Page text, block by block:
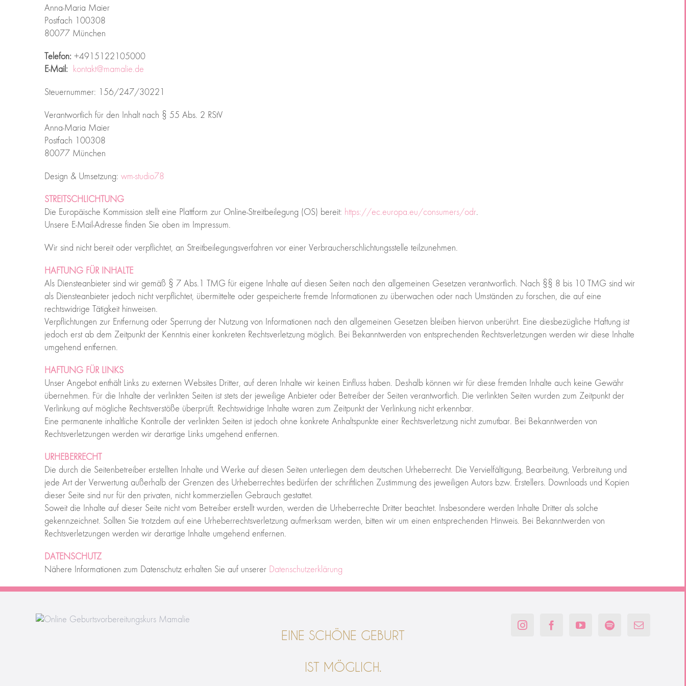
Anna-Maria Maier
Postfach 100308
80077 München
Telefon: +4915122105000
E-Mail:
kontakt@mamalie.de
Steuernummer: 156/247/30221
Verantwortlich für den Inhalt nach § 55 Abs. 2 RStV
Anna-Maria Maier
Postfach 100308
80077 München
Design & Umsetzung: wm-studio78
STREITSCHLICHTUNG
Die Europäische Kommission stellt eine Plattform zur Online-Streitbeilegung (OS) bereit: https://ec.europa.eu/consumers/odr
Unsere E-Mail-Adresse finden Sie oben im Impressum.
Wir sind nicht bereit oder verpflichtet, an Streitbeilegungsverfahren vor einer Verbraucherschlichtungsstelle teilzunehmen.
HAFTUNG FÜR INHALTE
Als Diensteanbieter sind wir gemäß § 7 Abs.1 TMG für eigene Inhalte auf diesen Seiten nach den allgemeinen Gesetzen verantwortlich. Nach §§ 8 bis 10 TMG sind wir
als Diensteanbieter jedoch nicht verpflichtet, übermittelte oder gespeicherte fremde Informationen zu überwachen oder nach Umständen zu forschen, die auf eine
rechtswidrige Tätigkeit hinweisen.
Verpflichtungen zur Entfernung oder Sperrung der Nutzung von Informationen nach den allgemeinen Gesetzen bleiben hiervon unberührt. Eine diesbezügliche Haftung ist
jedoch erst ab dem Zeitpunkt der Kenntnis einer konkreten Rechtsverletzung möglich. Bei Bekanntwerden von entsprechenden Rechtsverletzungen werden wir diese Inhalte
umgehend entfernen.
HAFTUNG FÜR LINKS
Unser Angebot enthält Links zu externen Websites Dritter, auf deren Inhalte wir keinen Einfluss haben. Deshalb können wir für diese fremden Inhalte auch keine Gewähr
übernehmen. Für die Inhalte der verlinkten Seiten ist stets der jeweilige Anbieter oder Betreiber der Seiten verantwortlich. Die verlinkten Seiten wurden zum Zeitpunkt der
Verlinkung auf mögliche Rechtsverstöße überprüft. Rechtswidrige Inhalte waren zum Zeitpunkt der Verlinkung nicht erkennbar.
Eine permanente inhaltliche Kontrolle der verlinkten Seiten ist jedoch ohne konkrete Anhaltspunkte einer Rechtsverletzung nicht zumutbar. Bei Bekanntwerden von
Rechtsverletzungen werden wir derartige Links umgehend entfernen.
URHEBERRECHT
Die durch die Seitenbetreiber erstellten Inhalte und Werke auf diesen Seiten unterliegen dem deutschen Urheberrecht. Die Vervielfältigung, Bearbeitung, Verbreitung und
jede Art der Verwertung außerhalb der Grenzen des Urheberrechtes bedürfen der schriftlichen Zustimmung des jeweiligen Autors bzw. Erstellers. Downloads und Kopien
dieser Seite sind nur für den privaten, nicht kommerziellen Gebrauch gestattet.
Soweit die Inhalte auf dieser Seite nicht vom Betreiber erstellt wurden, werden die Urheberrechte Dritter beachtet. Insbesondere werden Inhalte Dritter als solche
gekennzeichnet. Sollten Sie trotzdem auf eine Urheberrechtsverletzung aufmerksam werden, bitten wir um einen entsprechenden Hinweis. Bei Bekanntwerden von
Rechtsverletzungen werden wir derartige Inhalte umgehend entfernen.
DATENSCHUTZ
Nähere Informationen zum Datenschutz erhalten Sie auf unserer
Datenschutzerklärung
EINE SCHÖNE GEBURT
IST MÖGLICH.